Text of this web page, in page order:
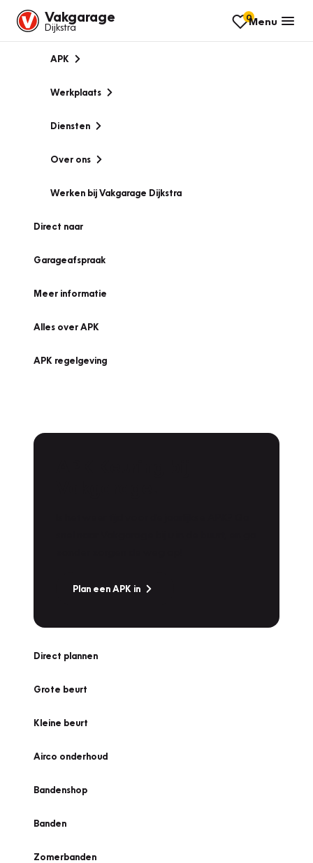
Vakgarage
Dijkstra
0Menu
APK
Werkplaats
Diensten
Over ons
Werken bij Vakgarage Dijkstra
Direct naar
Garageafspraak
Meer informatie
Alles over APK
APK regelgeving
Plan een APK in
Direct plannen
Grote beurt
Kleine beurt
Airco onderhoud
Bandenshop
Banden
Zomerbanden